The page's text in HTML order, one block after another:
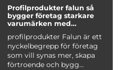
Profilprodukter falun så
bygger företag starkare
varumärken med
profilprodukter Falun är ett
nyckelbegrepp för företag
som vill synas mer, skapa
förtroende och bygg...